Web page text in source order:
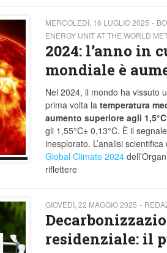
MERCOLEDÌ, 16 LUGLIO 2025
ENERGY UNIT AT THE WORLD
2024: l’anno in
mondiale è
Nel 2024, il mondo ha vissuto
prima volta la temperatura
aumento superiore agli 1,5°C
gli 1,55°C± 0,13°C. È il
inesplorato. L’analisi
Global Climate 2024
riflettere
GIOVEDÌ, 22 MAGGIO 2025
residenziale: il